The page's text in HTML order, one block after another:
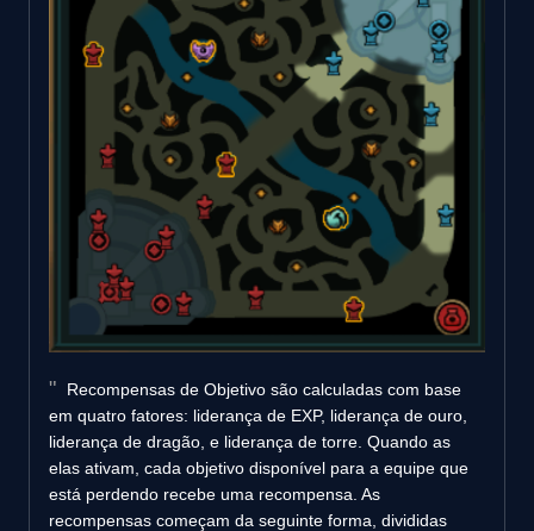
Recompensas de Objetivo são calculadas com base
em quatro fatores: liderança de EXP, liderança de ouro,
liderança de dragão, e liderança de torre. Quando as
elas ativam, cada objetivo disponível para a equipe que
está perdendo recebe uma recompensa. As
recompensas começam da seguinte forma, divididas